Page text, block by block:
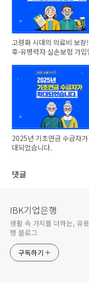
고령화 시대의 의료비 보장
후·유병력자 실손보험 가
2025년 기초연금 수급자
대되었습니다.
댓글
IBK기업은행
생활 속 가치를 더하는, 유
행 블로그
구독하기